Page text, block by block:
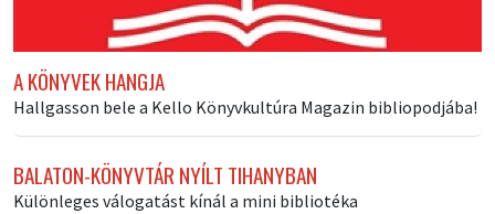
A KÖNYVEK HANGJA
Hallgasson bele a Kello Könyvkultúra Magazin bibliopodjába!
BALATON-KÖNYVTÁR NYÍLT TIHANYBAN
Különleges válogatást kínál a mini bibliotéka